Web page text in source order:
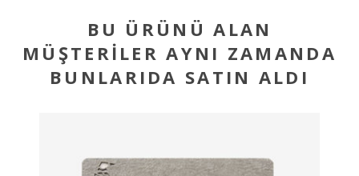
BU ÜRÜNÜ ALAN
MÜŞTERILER AYNI ZAMANDA
BUNLARIDA SATIN ALDI